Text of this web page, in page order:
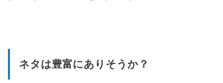
ネタは豊富にありそうか？